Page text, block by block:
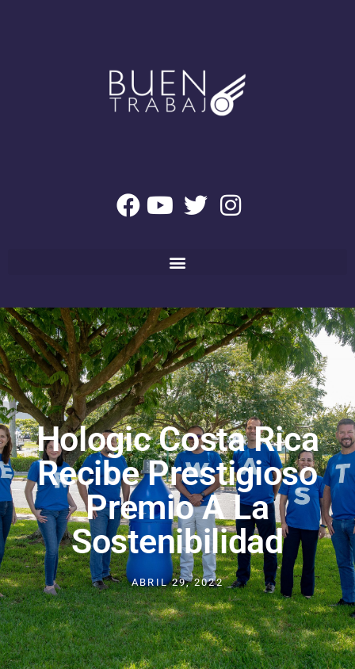
Hologic Costa Rica
Recibe Prestigioso
Premio A La
Sostenibilidad
ABRIL 29, 2022